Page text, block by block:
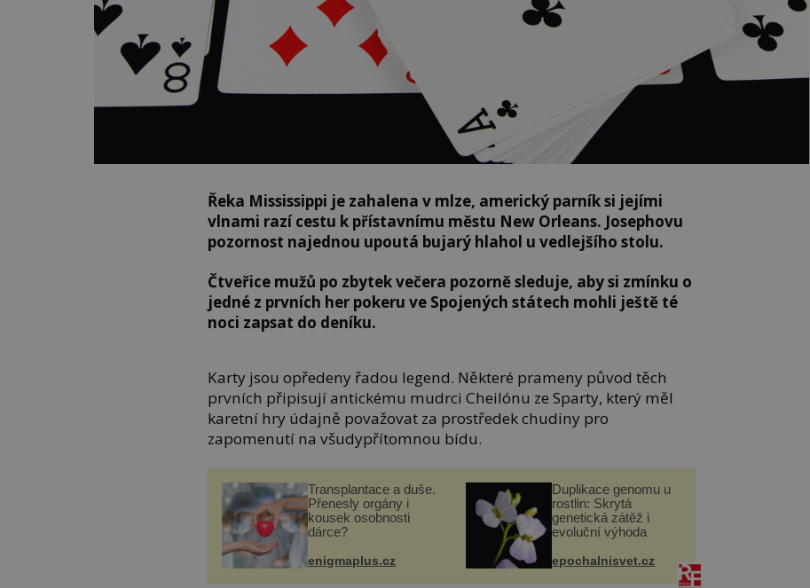
Řeka Mississippi je zahalena v mlze, americký parník si jejími
vlnami razí cestu k přístavnímu městu New Orleans. Josephovu
pozornost najednou upoutá bujarý hlahol u vedlejšího stolu.
Čtveřice mužů po zbytek večera pozorně sleduje, aby si zmínku o
jedné z prvních her pokeru ve Spojených státech mohli ještě té
noci zapsat do deníku.
Karty jsou opředeny řadou legend. Některé prameny původ těch
prvních připisují antickému mudrci Cheilónu ze Sparty, který měl
karetní hry údajně považovat za prostředek chudiny pro
zapomenutí na všudypřítomnou bídu.
Transplantace a duše.
Přenesly orgány i
kousek osobnosti
dárce?
enigmaplus.cz
Duplikace genomu u
rostlin: Skrytá
genetická zátěž i
evoluční výhoda
epochalnisvet.cz